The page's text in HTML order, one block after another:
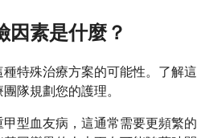
因素是什麼？
特殊治療方案的可能性。了解這
隊規劃您的護理。
型血友病，這通常需要更頻繁的